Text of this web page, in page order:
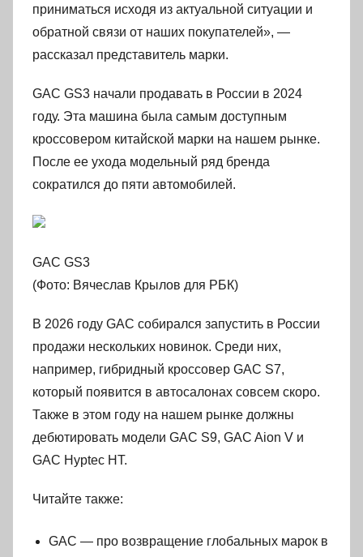
приниматься исходя из актуальной ситуации и
обратной связи от наших покупателей», —
рассказал представитель марки.
GAC GS3 начали продавать в России в 2024
году. Эта машина была самым доступным
кроссовером китайской марки на нашем рынке.
После ее ухода модельный ряд бренда
сократился до пяти автомобилей.
GAC GS3
(Фото: Вячеслав Крылов для РБК)
В 2026 году GAC собирался запустить в России
продажи нескольких новинок. Среди них,
например, гибридный кроссовер GAC S7,
который появится в автосалонах совсем скоро.
Также в этом году на нашем рынке должны
дебютировать модели GAC S9, GAC Aion V и
GAC Hyptec HT.
Читайте также:
GAC — про возвращение глобальных марок в